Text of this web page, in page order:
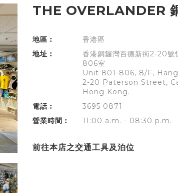
THE OVERLANDER
地區︰
香港區
地址︰
香港銅鑼灣百德新街2-20
806室
Unit 801-806, 8/F,
2-20 Paterson Street,
Hong Kong.
電話︰
3695 0871
營業時間︰
11:00 a.m. - 08:30 p.m.
前往本店之交通工具及泊位